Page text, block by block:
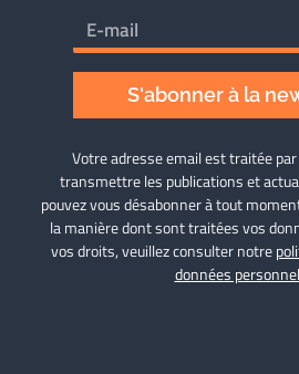
S'abonner à la
Votre adresse email est traitée par
transmettre les publications et
pouvez vous désabonner à tout
la manière dont sont traitées vos
vos droits, veuillez consulter notre
données